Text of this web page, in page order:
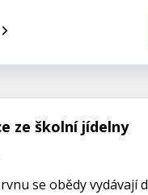
ze školní jídelny
se obědy vydávají